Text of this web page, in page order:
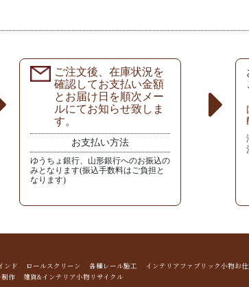
ご注文後、在庫状況を
確認してお支払い金額
とお届け日を順次メー
ルにてお知らせ致しま
す。
お支払い方法
ゆうちょ銀行、山形銀行へのお振込の
みとなります(振込手数料はご負担と
なります)
ンド ロールスクリーン 各種レール施工 インテリアファブリック小物お
作 雑貨&インテリア小物リサイクル